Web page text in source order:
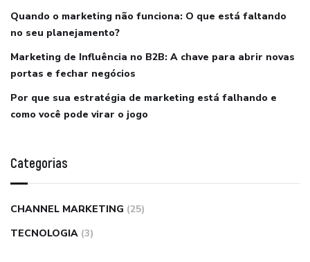
Quando o marketing não funciona: O que está faltando
no seu planejamento?
Marketing de Influência no B2B: A chave para abrir novas
portas e fechar negócios
Por que sua estratégia de marketing está falhando e
como você pode virar o jogo
Categorias
CHANNEL MARKETING (25)
TECNOLOGIA (3)